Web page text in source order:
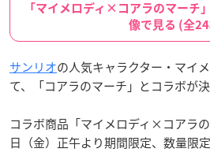
「マイメロディ×コアラのマーチ
像で見る (全
サンリオの人気キャラクター・マイ
て、「コアラのマーチ」とコラボが決
コラボ商品「マイメロディ×コアラ
日（金）正午より期間限定、数量限